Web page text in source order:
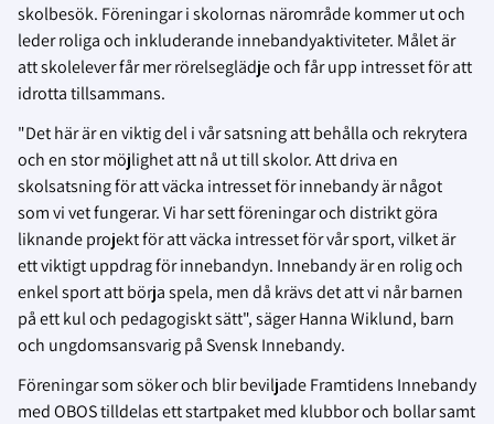
skolbesök. Föreningar i skolornas närområde kommer ut och
leder roliga och inkluderande innebandyaktiviteter. Målet är
att skolelever får mer rörelseglädje och får upp intresset för att
idrotta tillsammans.
"Det här är en viktig del i vår satsning att behålla och rekrytera
och en stor möjlighet att nå ut till skolor. Att driva en
skolsatsning för att väcka intresset för innebandy är något
som vi vet fungerar. Vi har sett föreningar och distrikt göra
liknande projekt för att väcka intresset för vår sport, vilket är
ett viktigt uppdrag för innebandyn. Innebandy är en rolig och
enkel sport att börja spela, men då krävs det att vi når barnen
på ett kul och pedagogiskt sätt", säger Hanna Wiklund, barn
och ungdomsansvarig på Svensk Innebandy.
Föreningar som söker och blir beviljade Framtidens Innebandy
med OBOS tilldelas ett startpaket med klubbor och bollar samt